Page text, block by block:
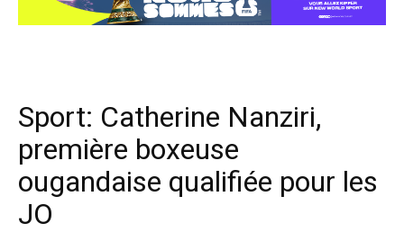
Sport: Catherine Nanziri,
première boxeuse
ougandaise qualifiée pour les
JO